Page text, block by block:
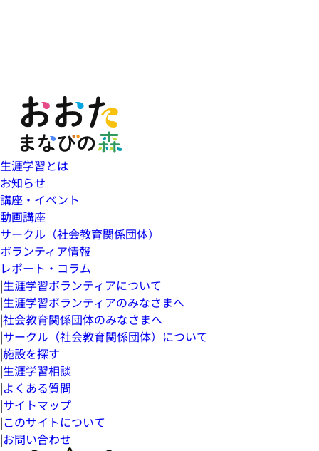
生涯学習とは
お知らせ
講座・イベント
動画講座
サークル（社会教育関係団体）
ボランティア情報
レポート・コラム
|生涯学習ボランティアについて
|生涯学習ボランティアのみなさまへ
|社会教育関係団体のみなさまへ
|サークル（社会教育関係団体）について
|施設を探す
|生涯学習相談
|よくある質問
|サイトマップ
|このサイトについて
|お問い合わせ